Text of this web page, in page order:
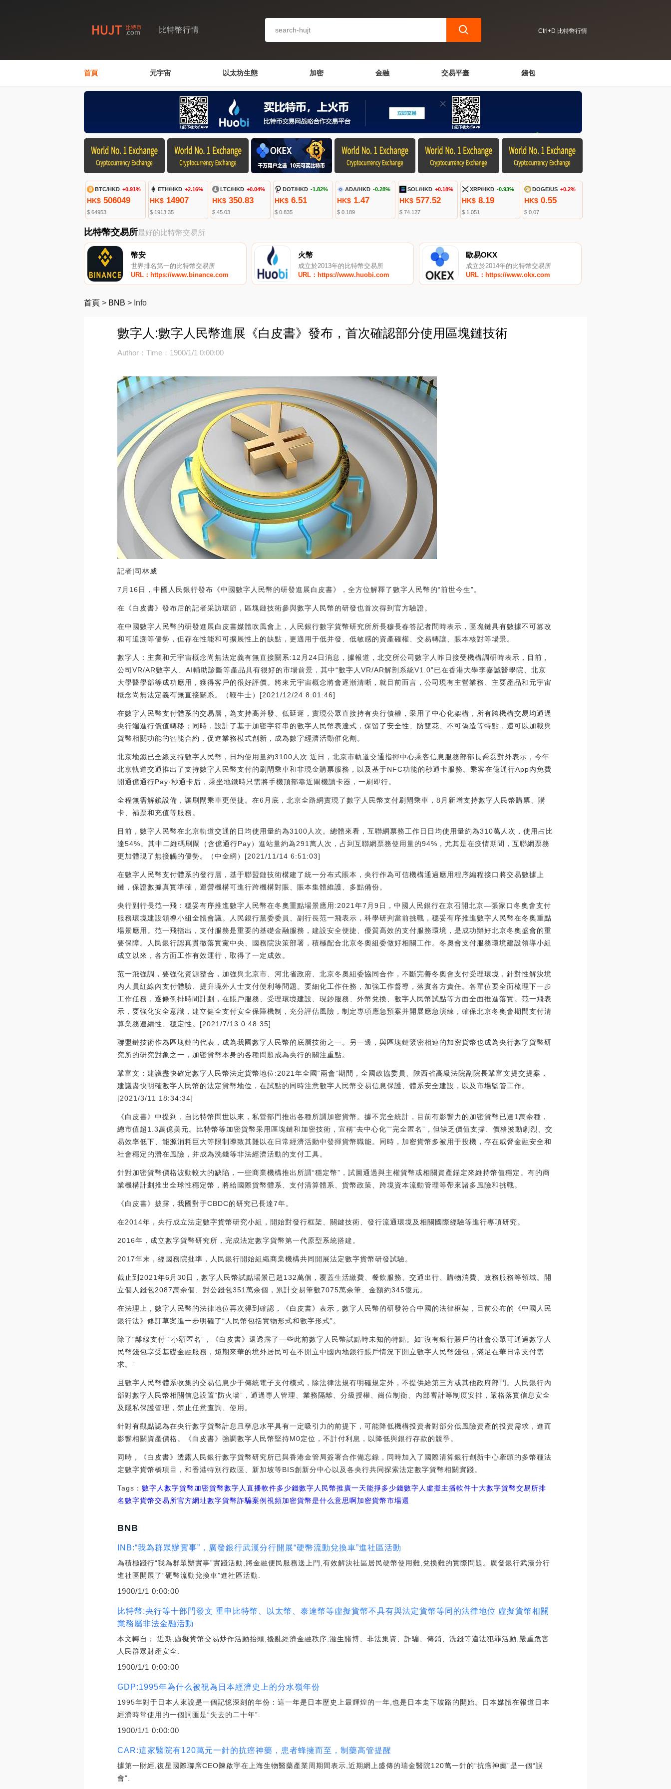
比特幣行情 Ctrl+D 比特幣行情
首頁 元宇宙 以太坊生態 加密 金融 交易平臺 錢包
BTC/HKD +0.91%
HK$ 506049
$ 64953
ETH/HKD +2.16%
HK$14907
$ 1913.35
LTC/HKD +0.04%
HK$350.83
$ 45.03
DOT/HKD -1.82%
HK$6.51
$ 0.835
ADA/HKD -0.28%
HK$1.47
$ 0.189
SOL/HKD +0.18%
HK$ 577.52
$ 74.127
XRP/HKD -0.93%
HK$ 8.19
$ 1.051
DOGE/US +0.2%
HK$ 0.55
$ 0.07
比特幣交易所最好的比特幣交易所
幣安
世界排名第一的比特幣交易所
URL：https://www.binance.com
火幣
成立於2013年的比特幣交易所
URL：https://www.huobi.com
歐易OKX
成立於2014年的比特幣交易所
URL：https://www.okx.com
首頁 > BNB > Info
數字人:數字人民幣進展《白皮書》發布，首次確認部分使用區塊鏈技術
Author：Time：1900/1/1 0:00:00
記者|司林威
7月16日，中國人民銀行發布《中國數字人民幣的研發進展白皮書》，全方位解釋了數字人民幣的“前世今生”。
在《白皮書》發布后的記者采訪環節，區塊鏈技術參與數字人民幣的研發也首次得到官方驗證。
在中國數字人民幣的研發進展白皮書媒體吹風會上，人民銀行數字貨幣研究所所長穆長春答記者問時表示，區塊鏈具有數據不可篡改
和可追溯等優勢，但存在性能和可擴展性上的缺點，更適用于低并發、低敏感的資產確權、交易轉讓、賬本核對等場景。
數字人：主業和元宇宙概念尚無法定義有無直接關系:12月24日消息，據報道，北交所公司數字人昨日接受機構調研時表示，目前，
公司VR/AR數字人、AI輔助診斷等產品具有很好的市場前景，其中“數字人VR/AR解剖系統V1.0”已在香港大學李嘉誠醫學院、北京
大學醫學部等成功應用，獲得客戶的很好評價。將來元宇宙概念將會逐漸清晰，就目前而言，公司現有主營業務、主要產品和元宇宙
概念尚無法定義有無直接關系。（鞭牛士）[2021/12/24 8:01:46]
在數字人民幣支付體系的交易層，為支持高并發、低延遲，實現公眾直接持有央行債權，采用了中心化架構，所有跨機構交易均通過
央行端進行價值轉移；同時，設計了基于加密字符串的數字人民幣表達式，保留了安全性、防雙花、不可偽造等特點，還可以加載與
貨幣相關功能的智能合約，促進業務模式創新，成為數字經濟活動催化劑。
北京地鐵已全線支持數字人民幣，日均使用量約3100人次:近日，北京市軌道交通指揮中心乘客信息服務部部長喬磊對外表示，今年
北京軌道交通推出了支持數字人民幣支付的刷閘乘車和非現金購票服務，以及基于NFC功能的秒通卡服務。乘客在億通行App內免費
開通億通行Pay·秒通卡后，乘坐地鐵時只需將手機頂部靠近閘機讀卡器，一刷即行。
全程無需解鎖設備，讓刷閘乘車更便捷。在6月底，北京全路網實現了數字人民幣支付刷閘乘車，8月新增支持數字人民幣購票、購
卡、補票和充值等服務。
目前，數字人民幣在北京軌道交通的日均使用量約為3100人次。總體來看，互聯網票務工作日日均使用量約為310萬人次，使用占比
達54%。其中二維碼刷閘（含億通行Pay）進站量約為291萬人次，占到互聯網票務使用量的94%，尤其是在疫情期間，互聯網票務
更加體現了無接觸的優勢。（中金網）[2021/11/14 6:51:03]
在數字人民幣支付體系的發行層，基于聯盟鏈技術構建了統一分布式賬本，央行作為可信機構通過應用程序編程接口將交易數據上
鏈，保證數據真實準確，運營機構可進行跨機構對賬、賬本集體維護、多點備份。
央行副行長范一飛：穩妥有序推進數字人民幣在冬奧重點場景應用:2021年7月9日，中國人民銀行在京召開北京—張家口冬奧會支付
服務環境建設領導小組全體會議。人民銀行黨委委員、副行長范一飛表示，科學研判當前挑戰，穩妥有序推進數字人民幣在冬奧重點
場景應用。范一飛指出，支付服務是重要的基礎金融服務，建設安全便捷、優質高效的支付服務環境，是成功辦好北京冬奧盛會的重
要保障。人民銀行認真貫徹落實黨中央、國務院決策部署，積極配合北京冬奧組委做好相關工作。冬奧會支付服務環境建設領導小組
成立以來，各方面工作有效運行，取得了一定成效。
范一飛強調，要強化資源整合，加強與北京市、河北省政府、北京冬奧組委協同合作，不斷完善冬奧會支付受理環境，針對性解決境
內人員紅線內支付體驗、提升境外人士支付便利等問題。要細化工作任務，加強工作督導，落實各方責任。各單位要全面梳理下一步
工作任務，逐條倒排時間計劃，在賬戶服務、受理環境建設、現鈔服務、外幣兌換、數字人民幣試點等方面全面推進落實。范一飛表
示，要強化安全意識，建立健全支付安全保障機制，充分評估風險，制定專項應急預案并開展應急演練，確保北京冬奧會期間支付清
算業務連續性、穩定性。[2021/7/13 0:48:35]
聯盟鏈技術作為區塊鏈的代表，成為我國數字人民幣的底層技術之一。另一邊，與區塊鏈緊密相連的加密貨幣也成為央行數字貨幣研
究所的研究對象之一，加密貨幣本身的各種問題成為央行的關注重點。
鞏富文：建議盡快確定數字人民幣法定貨幣地位:2021年全國“兩會”期間，全國政協委員、陜西省高級法院副院長鞏富文提交提案，
建議盡快明確數字人民幣的法定貨幣地位，在試點的同時注意數字人民幣交易信息保護、體系安全建設，以及市場監管工作。
[2021/3/11 18:34:34]
《白皮書》中提到，自比特幣問世以來，私營部門推出各種所謂加密貨幣。據不完全統計，目前有影響力的加密貨幣已達1萬余種，
總市值超1.3萬億美元。比特幣等加密貨幣采用區塊鏈和加密技術，宣稱“去中心化”“完全匿名”，但缺乏價值支撐、價格波動劇烈、交
易效率低下、能源消耗巨大等限制導致其難以在日常經濟活動中發揮貨幣職能。同時，加密貨幣多被用于投機，存在威脅金融安全和
社會穩定的潛在風險，并成為洗錢等非法經濟活動的支付工具。
針對加密貨幣價格波動較大的缺陷，一些商業機構推出所謂“穩定幣”，試圖通過與主權貨幣或相關資產錨定來維持幣值穩定。有的商
業機構計劃推出全球性穩定幣，將給國際貨幣體系、支付清算體系、貨幣政策、跨境資本流動管理等帶來諸多風險和挑戰。
《白皮書》披露，我國對于CBDC的研究已長達7年。
在2014年，央行成立法定數字貨幣研究小組，開始對發行框架、關鍵技術、發行流通環境及相關國際經驗等進行專項研究。
2016年，成立數字貨幣研究所，完成法定數字貨幣第一代原型系統搭建。
2017年末，經國務院批準，人民銀行開始組織商業機構共同開展法定數字貨幣研發試驗。
截止到2021年6月30日，數字人民幣試點場景已超132萬個，覆蓋生活繳費、餐飲服務、交通出行、購物消費、政務服務等領域。開
立個人錢包2087萬余個、對公錢包351萬余個，累計交易筆數7075萬余筆、金額約345億元。
在法理上，數字人民幣的法律地位再次得到確認，《白皮書》表示，數字人民幣的研發符合中國的法律框架，目前公布的《中國人民
銀行法》修訂草案進一步明確了“人民幣包括實物形式和數字形式”。
除了“離線支付”“小額匿名”，《白皮書》還透露了一些此前數字人民幣試點時未知的特點。如“沒有銀行賬戶的社會公眾可通過數字人
民幣錢包享受基礎金融服務，短期來華的境外居民可在不開立中國內地銀行賬戶情況下開立數字人民幣錢包，滿足在華日常支付需
求。”
且數字人民幣體系收集的交易信息少于傳統電子支付模式，除法律法規有明確規定外，不提供給第三方或其他政府部門。人民銀行內
部對數字人民幣相關信息設置“防火墻”，通過專人管理、業務隔離、分級授權、崗位制衡、內部審計等制度安排，嚴格落實信息安全
及隱私保護管理，禁止任意查詢、使用。
針對有觀點認為在央行數字貨幣計息且孳息水平具有一定吸引力的前提下，可能降低機構投資者對部分低風險資產的投資需求，進而
影響相關資產價格。《白皮書》強調數字人民幣堅持M0定位，不計付利息，以降低與銀行存款的競爭。
同時，《白皮書》透露人民銀行數字貨幣研究所已與香港金管局簽署合作備忘錄，同時加入了國際清算銀行創新中心牽頭的多幣種法
定數字貨幣橋項目，和香港特別行政區、新加坡等BIS創新分中心以及各央行共同探索法定數字貨幣相關實踐。
Tags：數字人數字貨幣加密貨幣數字人直播軟件多少錢數字人民幣推廣一天能掙多少錢數字人虛擬主播軟件十大數字貨幣交易所排
名數字貨幣交易所官方網址數字貨幣詐騙案例視頻加密貨幣是什么意思啊加密貨幣市場還
BNB
INB:“我為群眾辦實事”，廣發銀行武漢分行開展“硬幣流動兌換車”進社區活動
為積極踐行“我為群眾辦實事”實踐活動,將金融便民服務送上門,有效解決社區居民硬幣使用難,兌換難的實際問題。廣發銀行武漢分行
進社區開展了“硬幣流動兌換車”進社區活動.
1900/1/1 0:00:00
比特幣:央行等十部門發文 重申比特幣、以太幣、泰達幣等虛擬貨幣不具有與法定貨幣等同的法律地位 虛擬貨幣相關
業務屬非法金融活動
本文轉自； 近期,虛擬貨幣交易炒作活動抬頭,擾亂經濟金融秩序,滋生賭博、非法集資、詐騙、傳銷、洗錢等違法犯罪活動,嚴重危害
人民群眾財產安全.
1900/1/1 0:00:00
GDP:1995年為什么被視為日本經濟史上的分水嶺年份
1995年對于日本人來說是一個記憶深刻的年份：這一年是日本歷史上最輝煌的一年,也是日本走下坡路的開始。日本媒體在報道日本
經濟時常使用的一個詞匯是“失去的二十年”.
1900/1/1 0:00:00
CAR:這家醫院有120萬元一針的抗癌神藥，患者蜂擁而至，制藥高管提醒
據第一財經,復星國際聯席CEO陳啟宇在上海生物醫藥產業周期間表示,近期網上盛傳的瑞金醫院120萬一針的“抗癌神藥”是一個“誤
會”.